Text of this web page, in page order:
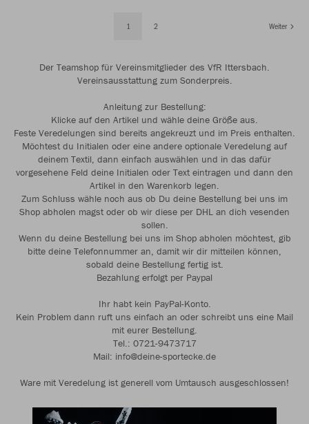
1 2 Weiter
Der Teamshop für Vereinsmitglieder des VfR Ittersbach.
Vereinsausstattung zum Sonderpreis.
Anleitung zur Bestellung:
Klicke auf den Artikel und wähle deine Größe aus.
Feste Veredelungen sind bereits angekreuzt und im Preis enthalten.
Möchtest du Initialen oder eine andere optionale Veredelung auf
deinem Textil, dann einfach auswählen und in das dafür
vorgesehene Feld deine Initialen oder Text eintragen und dann den
Artikel in den Warenkorb legen.
Zum Schluss wähle noch aus ob Du deine Bestellung bei uns im
Shop abholen magst oder ob wir diese per DHL an dich vesenden
sollen.
Wenn du deine Bestellung bei uns im Shop abholen möchtest, gib
bitte deine Telefonnummer an, damit wir dir mitteilen können,
sobald deine Bestellung fertig ist.
Bezahlung erfolgt per Paypal
Ihr habt kein PayPal-Konto.
Kein Problem dann ruft uns einfach an oder schreibt uns eine Mail
mit eurer Bestellung.
Tel.: 0721-9473717
Mail: info@deine-sportecke.de
Ware mit Veredelung ist generell vom Umtausch ausgeschlossen!